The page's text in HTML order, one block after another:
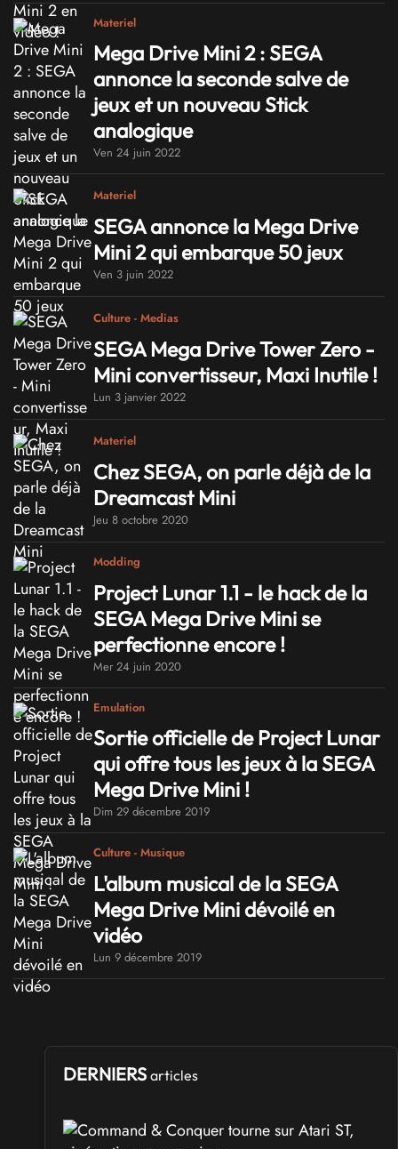
Materiel
Mega Drive Mini 2 : SEGA
annonce la seconde salve de
jeux et un nouveau Stick
analogique
Ven 24 juin 2022
Materiel
SEGA annonce la Mega Drive
Mini 2 qui embarque 50 jeux
Ven 3 juin 2022
Culture - Medias
SEGA Mega Drive Tower Zero -
Mini convertisseur, Maxi Inutile !
Lun 3 janvier 2022
Materiel
Chez SEGA, on parle déjà de la
Dreamcast Mini
Jeu 8 octobre 2020
Modding
Project Lunar 1.1 - le hack de la
SEGA Mega Drive Mini se
perfectionne encore !
Mer 24 juin 2020
Emulation
Sortie officielle de Project Lunar
qui offre tous les jeux à la SEGA
Mega Drive Mini !
Dim 29 décembre 2019
Culture - Musique
L'album musical de la SEGA
Mega Drive Mini dévoilé en
vidéo
Lun 9 décembre 2019
DERNIERS articles